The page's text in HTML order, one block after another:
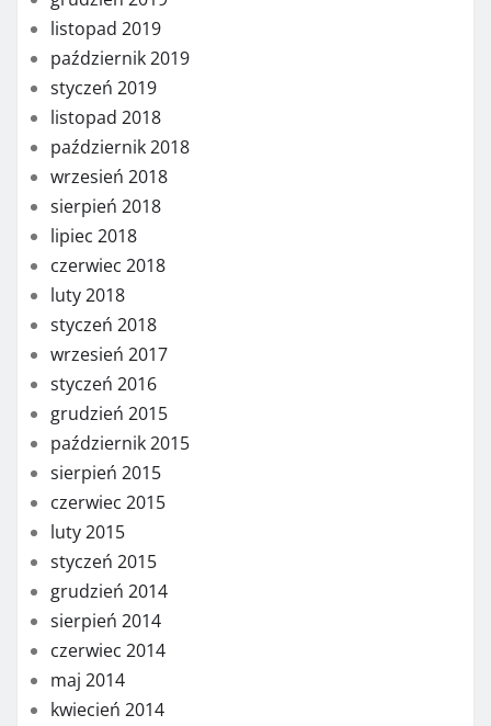
listopad 2019
październik 2019
styczeń 2019
listopad 2018
październik 2018
wrzesień 2018
sierpień 2018
lipiec 2018
czerwiec 2018
luty 2018
styczeń 2018
wrzesień 2017
styczeń 2016
grudzień 2015
październik 2015
sierpień 2015
czerwiec 2015
luty 2015
styczeń 2015
grudzień 2014
sierpień 2014
czerwiec 2014
maj 2014
kwiecień 2014